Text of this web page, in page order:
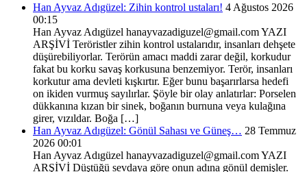
Han Ayvaz Adıgüzel: Zihin kontrol ustaları! 4 Ağustos 2026
00:15
Han Ayvaz Adıgüzel hanayvazadiguzel@gmail.com YAZI
ARŞİVİ Teröristler zihin kontrol ustalarıdır, insanları dehşete
düşürebiliyorlar. Terörün amacı maddi zarar değil, korkudur
fakat bu korku savaş korkusuna benzemiyor. Terör, insanları
korkutur ama devleti kışkırtır. Eğer bunu başarırlarsa hedefi
on ikiden vurmuş sayılırlar. Şöyle bir olay anlatırlar: Porselen
dükkanına kızan bir sinek, boğanın burnuna veya kulağına
girer, vızıldar. Boğa […]
Han Ayvaz Adıgüzel: Gönül Sahası ve Güneş… 28 Temmuz
2026 00:01
Han Ayvaz Adıgüzel hanayvazadiguzel@gmail.com YAZI
ARŞİVİ Düştüğü sevdaya göre onun adına gönül demişler.